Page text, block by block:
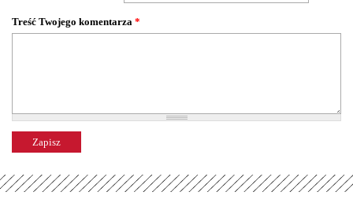
y
Treść Twojego komentarza *